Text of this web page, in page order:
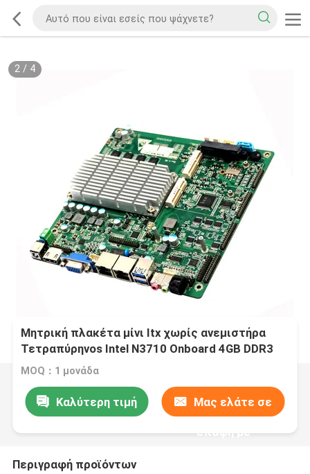
2/ 4
Μητρική πλακέτα μίνι Itx χωρίς ανεμιστήρα
Τετραπύρηνοs Intel N3710 Onboard 4GB DDR3
RAM DC12V
MOQ：1 μονάδα
Καλύτερη τιμή Μας ελάτε σε
επαφή με
Περιγραφή προϊόντων